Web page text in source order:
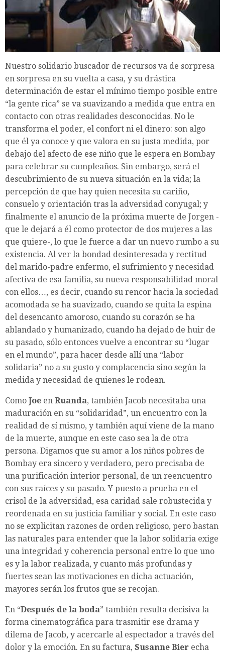
Nuestro solidario buscador de recursos va de sorpresa
en sorpresa en su vuelta a casa, y su drástica
determinación de estar el mínimo tiempo posible entre
“la gente rica” se va suavizando a medida que entra en
contacto con otras realidades desconocidas. No le
transforma el poder, el confort ni el dinero: son algo
que él ya conoce y que valora en su justa medida, por
debajo del afecto de ese niño que le espera en Bombay
para celebrar su cumpleaños. Sin embargo, será el
descubrimiento de su nueva situación en la vida; la
percepción de que hay quien necesita su cariño,
consuelo y orientación tras la adversidad conyugal; y
finalmente el anuncio de la próxima muerte de Jorgen -
que le dejará a él como protector de dos mujeres a las
que quiere-, lo que le fuerce a dar un nuevo rumbo a su
existencia. Al ver la bondad desinteresada y rectitud
del marido-padre enfermo, el sufrimiento y necesidad
afectiva de esa familia, su nueva responsabilidad moral
con ellos…, es decir, cuando su rencor hacia la sociedad
acomodada se ha suavizado, cuando se quita la espina
del desencanto amoroso, cuando su corazón se ha
ablandado y humanizado, cuando ha dejado de huir de
su pasado, sólo entonces vuelve a encontrar su “lugar
en el mundo”, para hacer desde allí una “labor
solidaria” no a su gusto y complacencia sino según la
medida y necesidad de quienes le rodean.
Como Joe en Ruanda, también Jacob necesitaba una
maduración en su “solidaridad”, un encuentro con la
realidad de sí mismo, y también aquí viene de la mano
de la muerte, aunque en este caso sea la de otra
persona. Digamos que su amor a los niños pobres de
Bombay era sincero y verdadero, pero precisaba de
una purificación interior personal, de un reencuentro
con sus raíces y su pasado. Y puesto a prueba en el
crisol de la adversidad, esa caridad sale robustecida y
reordenada en su justicia familiar y social. En este caso
no se explicitan razones de orden religioso, pero bastan
las naturales para entender que la labor solidaria exige
una integridad y coherencia personal entre lo que uno
es y la labor realizada, y cuanto más profundas y
fuertes sean las motivaciones en dicha actuación,
mayores serán los frutos que se recojan.
En “Después de la boda” también resulta decisiva la
forma cinematográfica para trasmitir ese drama y
dilema de Jacob, y acercarle al espectador a través del
dolor y la emoción. En su factura, Susanne Bier echa